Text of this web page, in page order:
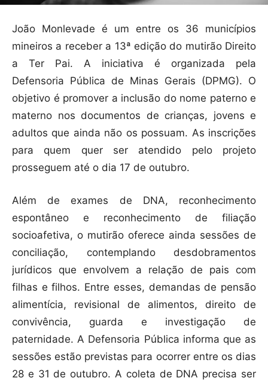
João Monlevade é um entre os 36 municípios
mineiros a receber a 13ª edição do mutirão Direito
a Ter Pai. A iniciativa é organizada pela
Defensoria Pública de Minas Gerais (DPMG). O
objetivo é promover a inclusão do nome paterno e
materno nos documentos de crianças, jovens e
adultos que ainda não os possuam. As inscrições
para quem quer ser atendido pelo projeto
prosseguem até o dia 17 de outubro.
Além de exames de DNA, reconhecimento
espontâneo e reconhecimento de filiação
socioafetiva, o mutirão oferece ainda sessões de
conciliação, contemplando desdobramentos
jurídicos que envolvem a relação de pais com
filhas e filhos. Entre esses, demandas de pensão
alimentícia, revisional de alimentos, direito de
convivência, guarda e investigação de
paternidade. A Defensoria Pública informa que as
sessões estão previstas para ocorrer entre os dias
28 e 31 de outubro. A coleta de DNA precisa ser